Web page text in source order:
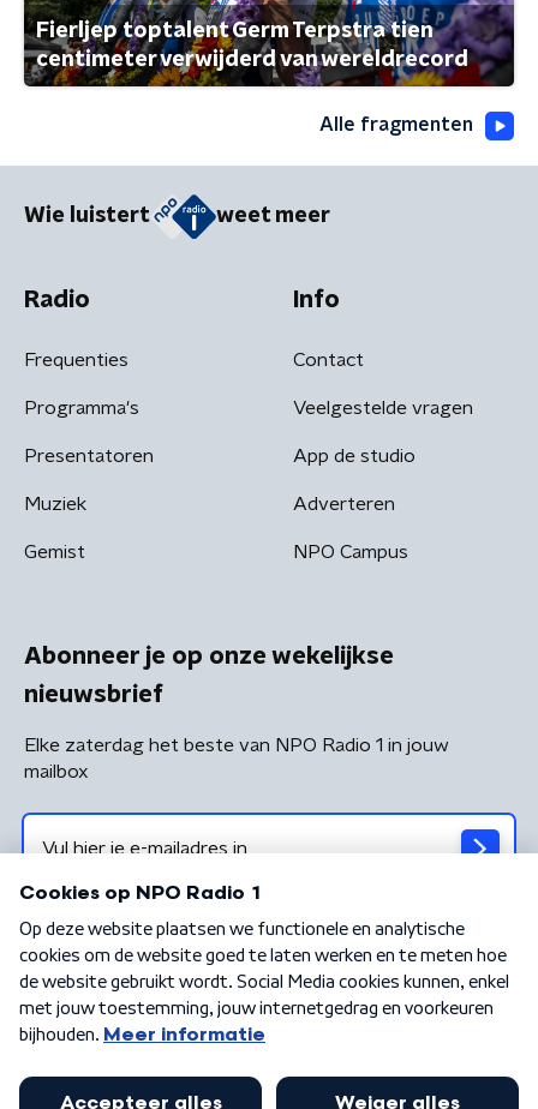
Fierljep toptalent Germ Terpstra tien
centimeter verwijderd van wereldrecord
Alle fragmenten
Wie luistert weet meer
Radio
Frequenties
Programma's
Presentatoren
Muziek
Gemist
Info
Contact
Veelgestelde vragen
App de studio
Adverteren
NPO Campus
Abonneer je op onze wekelijkse
nieuwsbrief
Elke zaterdag het beste van NPO Radio 1 in jouw
mailbox
Algemene voorwaarden